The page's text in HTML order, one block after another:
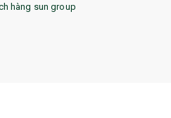
hàng sun group